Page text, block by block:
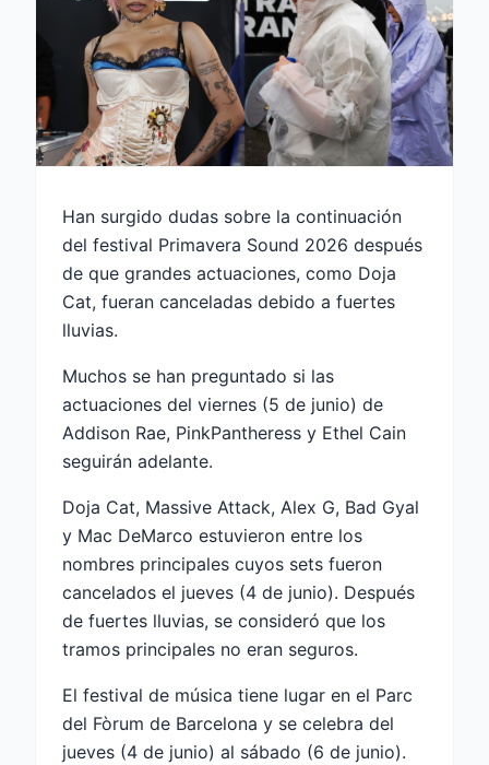
Han surgido dudas sobre la continuación
del festival Primavera Sound 2026 después
de que grandes actuaciones, como Doja
Cat, fueran canceladas debido a fuertes
lluvias.
Muchos se han preguntado si las
actuaciones del viernes (5 de junio) de
Addison Rae, PinkPantheress y Ethel Cain
seguirán adelante.
Doja Cat, Massive Attack, Alex G, Bad Gyal
y Mac DeMarco estuvieron entre los
nombres principales cuyos sets fueron
cancelados el jueves (4 de junio). Después
de fuertes lluvias, se consideró que los
tramos principales no eran seguros.
El festival de música tiene lugar en el Parc
del Fòrum de Barcelona y se celebra del
jueves (4 de junio) al sábado (6 de junio).